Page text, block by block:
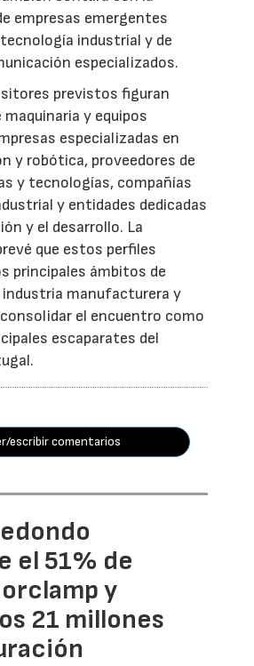
empresas emergentes
industrial y de
especializados.
previstos figuran
y equipos
especializadas en
y robótica, proveedores de
y tecnologías, compañías
y entidades dedicadas
y el desarrollo. La
que estos perfiles
principales ámbitos de
industria manufacturera y
el encuentro como
escaparates del
escribir comentarios
el 51% de
y
21 millones